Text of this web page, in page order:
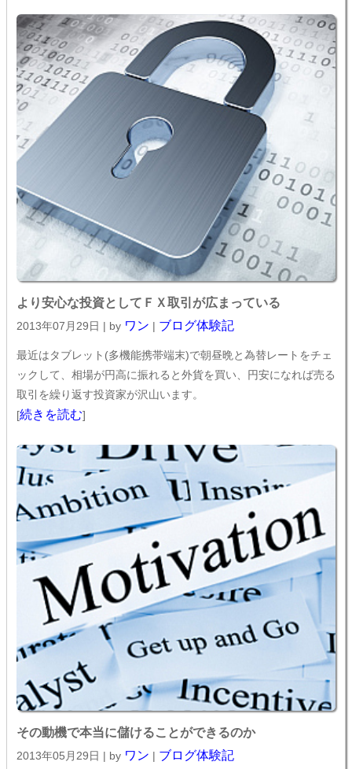
より安心な投資としてＦＸ取引が広まっている
2013年07月29日 | by ワン | ブログ体験記
最近はタブレット(多機能携帯端末)で朝昼晩と為替レートをチェ
ックして、相場が円高に振れると外貨を買い、円安になれば売る
取引を繰り返す投資家が沢山います。
[続きを読む]
その動機で本当に儲けることができるのか
2013年05月29日 | by ワン | ブログ体験記